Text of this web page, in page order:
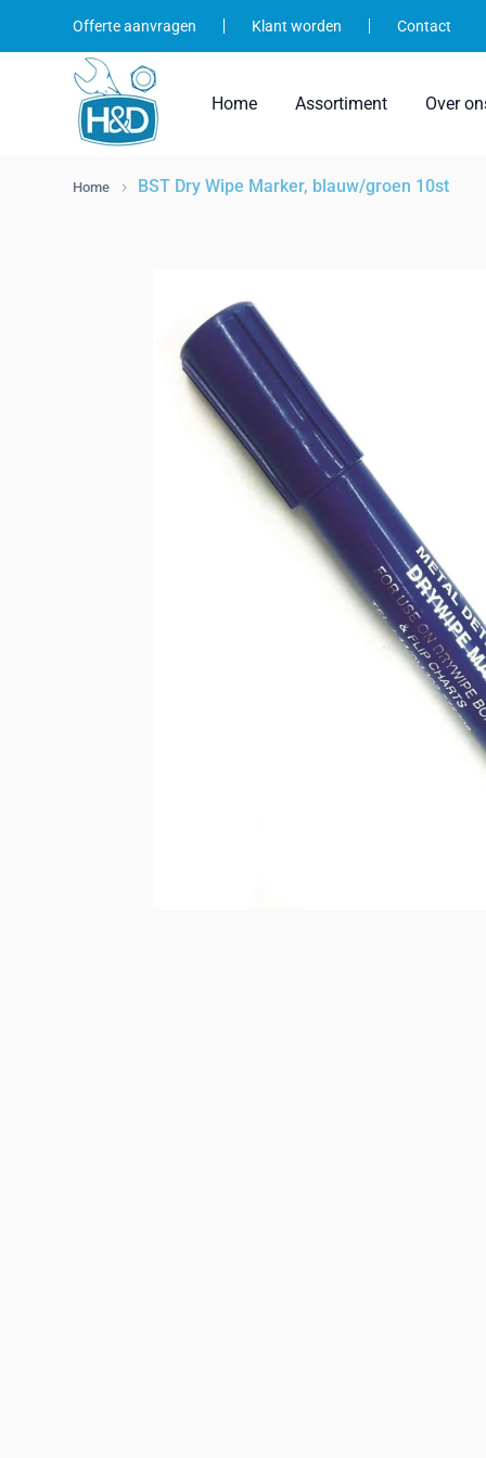
Offerte aanvragen Klant worden Contact
Home Assortiment Over
Home BST Dry Wipe Marker, blauw/groen 10st